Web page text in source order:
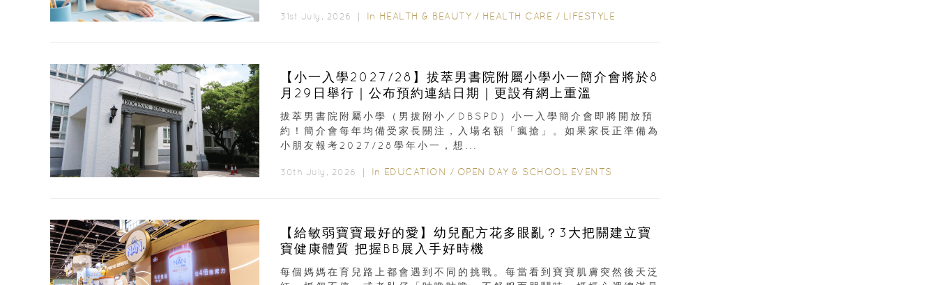
31st July, 2026 ｜ In HEALTH & BEAUTY / HEALTH CARE / LIFESTYLE
【小一入學2027/28】拔萃男書院附屬小學小一簡介會將於8
月29日舉行｜公布預約連結日期｜更設有網上重溫
拔萃男書院附屬小學（男拔附小／DBSPD）小一入學簡介會即將開放預
約！簡介會每年均備受家長關注，入場名額「瘋搶」。如果家長正準備為
小朋友報考2027/28學年小一，想...
30th July, 2026 ｜ In EDUCATION / OPEN DAY & SCHOOL EVENTS
【給敏弱寶寶最好的愛】幼兒配方花多眼亂？3大把關建立寶
寶健康體質 把握BB展入手好時機
每個媽媽在育兒路上都會遇到不同的挑戰。每當看到寶寶肌膚突然後天泛